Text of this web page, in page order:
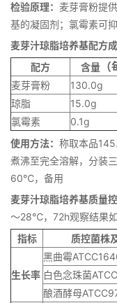
检验原理： 麦芽膏粉提
基的凝固剂；氯霉素可
麦芽汁琼脂培养基配方成
配方
含量
麦芽膏粉
130.0g
琼脂
15.0g
氯霉素
0.1g
使用方法： 称取本品
煮沸至完全溶解，分装
60℃，备用
麦芽汁琼脂培养基质量
～28℃，72h观察结果如
指标
质控菌株
生长率
黑曲霉
白色念珠菌
酿酒酵母